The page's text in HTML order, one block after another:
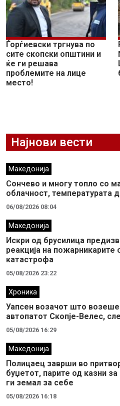
Ѓорѓиевски тргнува по
сите скопски општини и
ќе ги решава
проблемите на лице
место!
Најнови вести
Македонија
Сончево и многу топло со
облачност, температурата
06/08/2026 08:04
Македонија
Искри од брусилица
реакција на пожарникарите
катастрофа
05/08/2026 23:22
Хроника
Уапсен возачот што возеше
автопатот Скопје-Велес,
05/08/2026 16:29
Македонија
Полицаец заврши во
буџетот, парите од казни
ги земал за себе
05/08/2026 16:18